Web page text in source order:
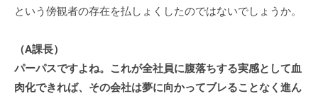
という傍観者の存在を払しょくしたのではないでしょうか。
（A課長）
パーパスですよね。これが全社員に腹落ちする実感として血
肉化できれば、その会社は夢に向かってブレることなく進ん